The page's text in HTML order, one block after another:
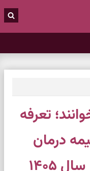
تعرفه‌
درمان
۱۴۰۵